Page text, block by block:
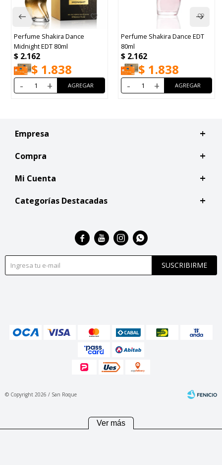
Perfume Shakira Dance
Midnight EDT 80ml
$ 2.162
$ 1.838
- +
Perfume Shakira Dance EDT
80ml
$ 2.162
$ 1.838
- +
Empresa
Compra
Mi Cuenta
Categorías Destacadas
SUSCRIBIRME
   
© Copyright 2026 / San Roque
Ver más